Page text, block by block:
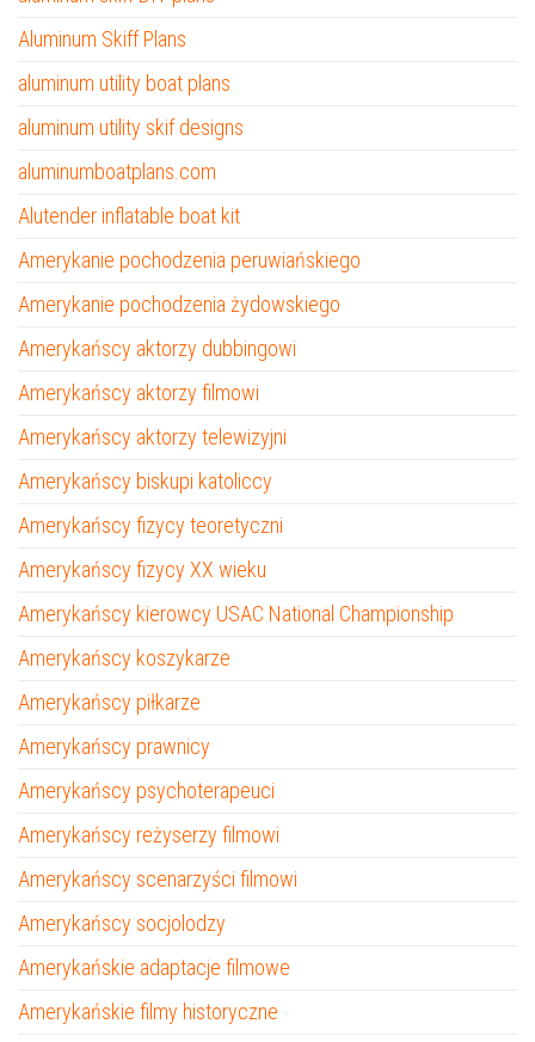
Aluminum Skiff Plans
aluminum utility boat plans
aluminum utility skif designs
aluminumboatplans.com
Alutender inflatable boat kit
Amerykanie pochodzenia peruwiańskiego
Amerykanie pochodzenia żydowskiego
Amerykańscy aktorzy dubbingowi
Amerykańscy aktorzy filmowi
Amerykańscy aktorzy telewizyjni
Amerykańscy biskupi katoliccy
Amerykańscy fizycy teoretyczni
Amerykańscy fizycy XX wieku
Amerykańscy kierowcy USAC National Championship
Amerykańscy koszykarze
Amerykańscy piłkarze
Amerykańscy prawnicy
Amerykańscy psychoterapeuci
Amerykańscy reżyserzy filmowi
Amerykańscy scenarzyści filmowi
Amerykańscy socjolodzy
Amerykańskie adaptacje filmowe
Amerykańskie filmy historyczne